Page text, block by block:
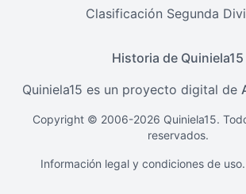
Clasificación Segunda
Historia de Quiniela15
Quiniela15 es un proyecto digital de
Copyright © 2006-2026 Quiniela15.
reservados.
Información legal y condiciones de uso.